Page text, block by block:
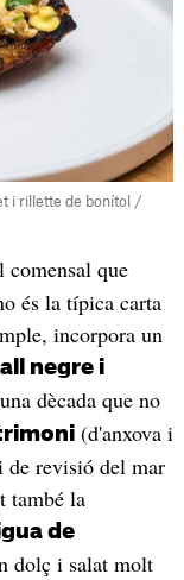
i rillette de bonítol /
que
és la típica carta
incorpora un
negre i
dècada que no
(d'anxova i
de revisió del mar
també la
de
dolç i salat molt